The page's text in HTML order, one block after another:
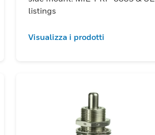
listings
Visualizza i prodotti